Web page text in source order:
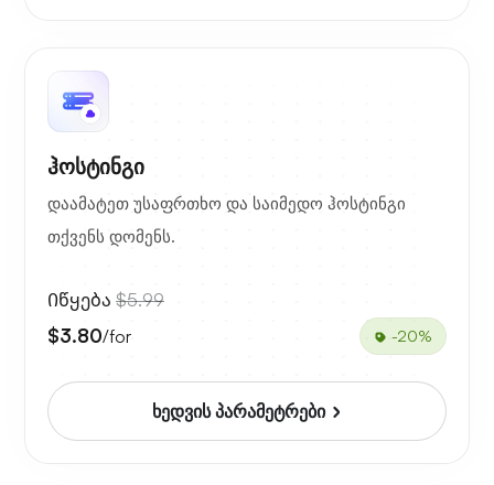
ჰოსტინგი
დაამატეთ უსაფრთხო და საიმედო ჰოსტინგი
თქვენს დომენს.
Იწყება $5.99
$3.80/for -20%
ხედვის პარამეტრები